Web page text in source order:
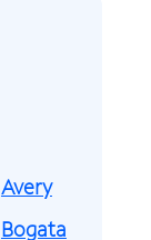
Avery
Bogata